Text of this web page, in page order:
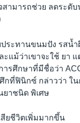
สามารถช่วย ลดระดับ
ระทานขนมปัง รสน้ำ
แม้ว่าเขาจะใช้ ยา แ
ารศึกษาที่มีชื่อว่า
กที่ฟินิกซ์ กล่าวว่า ใน
ยาชนิด พิเศษ
ยชีวิตเพิ่มมากขึ้น